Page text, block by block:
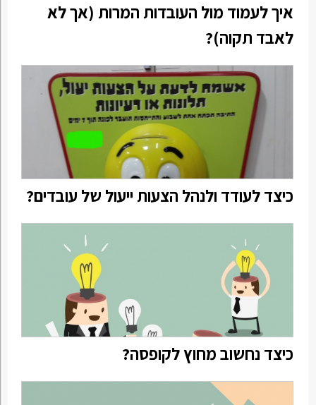
איך לעמוד מול העובדות המרות (אך לא
לאבד תקוה)?
כיצד לעודד ולנהל הצעות ייעול של עובדים?
כיצד נחשוב מחוץ לקופסה?